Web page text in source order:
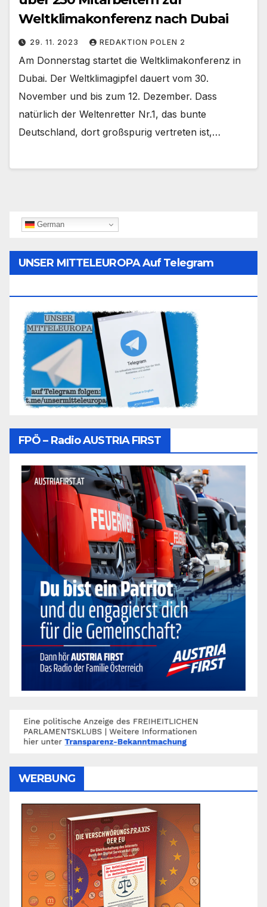
Weltklimakonferenz nach Dubai
29. 11. 2023 REDAKTION POLEN 2
Am Donnerstag startet die Weltklimakonferenz in
Dubai. Der Weltklimagipfel dauert vom 30.
November und bis zum 12. Dezember. Dass
natürlich der Weltenretter Nr.1, das bunte
Deutschland, dort großspurig vertreten ist,…
German
UNSER MITTELEUROPA Auf Telegram
FPÖ – Radio AUSTRIA FIRST
WERBUNG